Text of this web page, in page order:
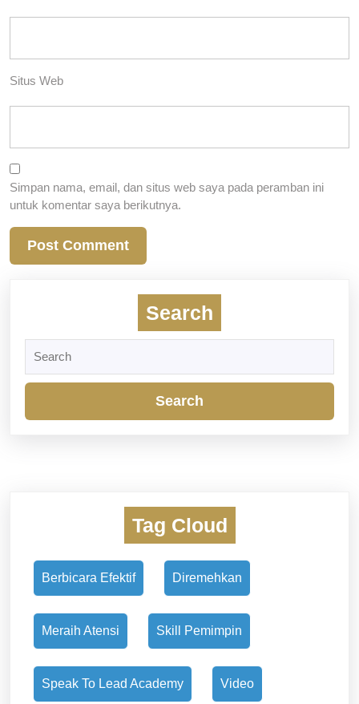
Situs Web
Simpan nama, email, dan situs web saya pada peramban ini
untuk komentar saya berikutnya.
Search
for:
Tag Cloud
Berbicara Efektif Diremehkan
Meraih Atensi Skill Pemimpin
Speak To Lead Academy Video